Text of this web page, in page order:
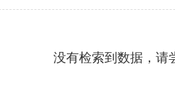
没有检索到数据，请